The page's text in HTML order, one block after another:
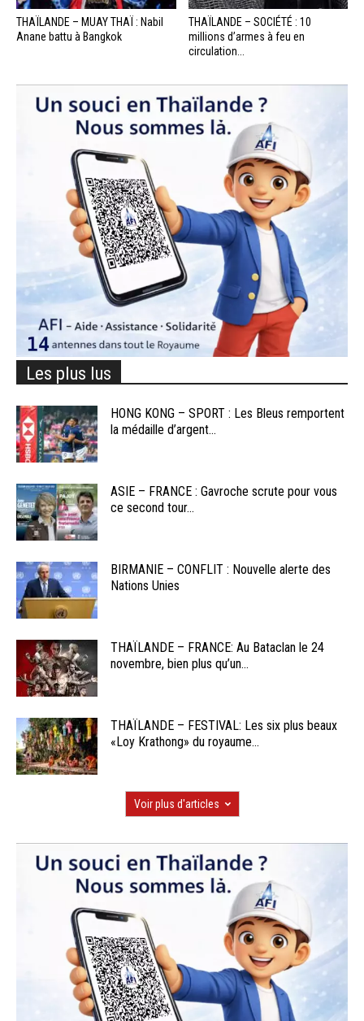
THAÏLANDE – MUAY THAÏ : Nabil
Anane battu à Bangkok
THAÏLANDE – SOCIÉTÉ : 10
millions d’armes à feu en
circulation...
Les plus lus
HONG KONG – SPORT : Les Bleus remportent
la médaille d’argent...
ASIE – FRANCE : Gavroche scrute pour vous
ce second tour...
BIRMANIE – CONFLIT : Nouvelle alerte des
Nations Unies
THAÏLANDE – FRANCE: Au Bataclan le 24
novembre, bien plus qu’un...
THAÏLANDE – FESTIVAL: Les six plus beaux
«Loy Krathong» du royaume...
Voir plus d'articles